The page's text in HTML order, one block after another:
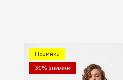
Новинка
30% знижки